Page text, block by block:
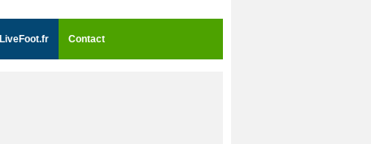
LiveFoot.fr Contact